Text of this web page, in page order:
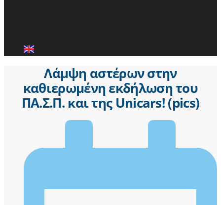
Λάμψη αστέρων στην
καθιερωμένη εκδήλωση του
ΠΑ.Σ.Π. και της Unicars! (pics)